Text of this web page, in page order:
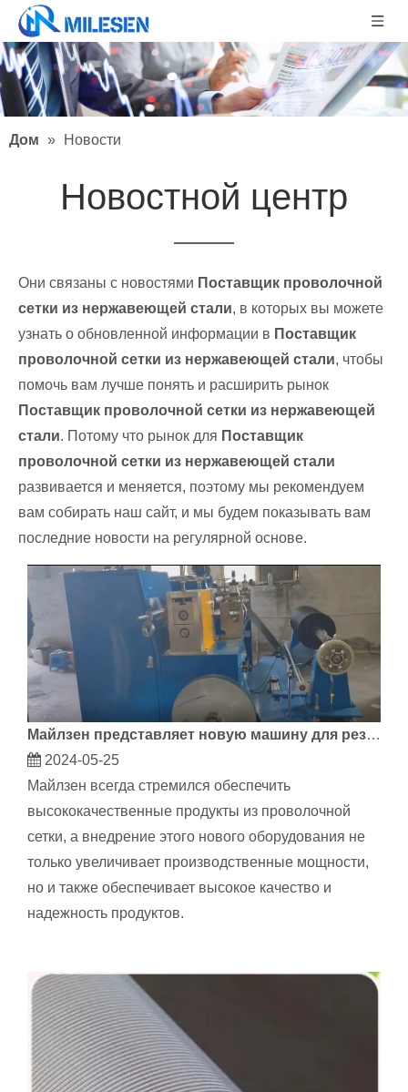
Дом » Новости
Новостной центр
Они связаны с новостями Поставщик проволочной
сетки из нержавеющей стали, в которых вы можете
узнать о обновленной информации в Поставщик
проволочной сетки из нержавеющей стали, чтобы
помочь вам лучше понять и расширить рынок
Поставщик проволочной сетки из нержавеющей
стали. Потому что рынок для Поставщик
проволочной сетки из нержавеющей стали
развивается и меняется, поэтому мы рекомендуем
вам собирать наш сайт, и мы будем показывать вам
последние новости на регулярной основе.
Майлзен представляет новую машину для резки проволочной сетки для повышения эффективности производства
2024-05-25
Майлзен всегда стремился обеспечить
высококачественные продукты из проволочной
сетки, а внедрение этого нового оборудования не
только увеличивает производственные мощности,
но и также обеспечивает высокое качество и
надежность продуктов.